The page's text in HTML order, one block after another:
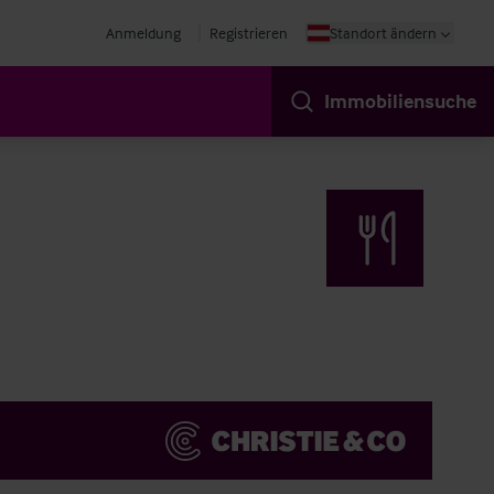
Anmeldung Registrieren Standort ändern
Immobiliensuche